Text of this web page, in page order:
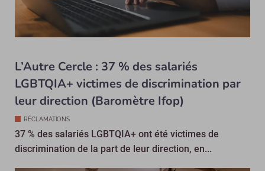
L’Autre Cercle : 37 % des salariés
LGBTQIA+ victimes de discrimination par
leur direction (Baromètre Ifop)
RÉCLAMATIONS
37 % des salariés LGBTQIA+ ont été victimes de
discrimination de la part de leur direction, en...